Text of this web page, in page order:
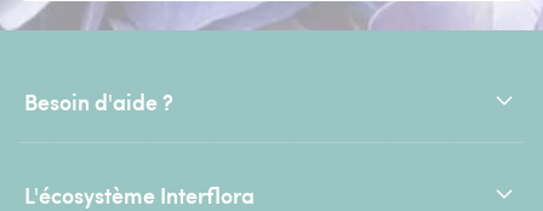
Besoin d'aide ?
L'écosystème Interflora